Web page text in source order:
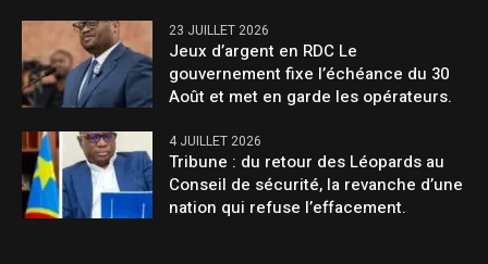
23 JUILLET 2026
Jeux d’argent en RDC Le
gouvernement fixe l’échéance du 30
Août et met en garde les opérateurs.
4 JUILLET 2026
Tribune : du retour des Léopards au
Conseil de sécurité, la revanche d’une
nation qui refuse l’effacement.